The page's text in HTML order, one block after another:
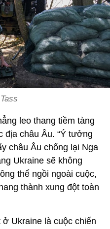
leo thang tiềm tàng
địa châu Âu. “Ý tưởng
châu Âu chống lại Nga
Ukraine sẽ không
thể ngồi ngoài cuộc,
thành xung đột toàn
Ukraine là cuộc chiến